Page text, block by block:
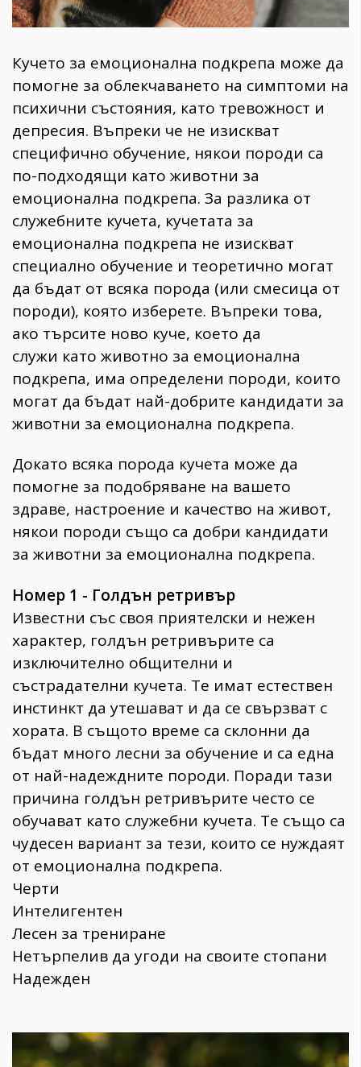
Gentlemen
Wellness
1817
ПОСЛЕДВАЙТЕ
НИ
Кучето за емоционална подкрепа може да
помогне за облекчаването на симптоми на
психични състояния, като тревожност и
депресия. Въпреки че не изискват
специфично обучение, някои породи са
по-подходящи като животни за
емоционална подкрепа. За разлика от
служебните кучета, кучетата за
емоционална подкрепа не изискват
специално обучение и теоретично могат
да бъдат от всяка порода (или смесица от
породи), която изберете. Въпреки това,
ако търсите ново куче, което да
служи като животно за емоционална
подкрепа, има определени породи, които
могат да бъдат най-добрите кандидати за
животни за емоционална подкрепа.
Докато всяка порода кучета може да
помогне за подобряване на вашето
здраве, настроение и качество на живот,
някои породи също са добри кандидати
за животни за емоционална подкрепа.
Номер 1 - Голдън ретривър
Известни със своя приятелски и нежен
характер, голдън ретривърите са
изключително общителни и
състрадателни кучета. Те имат естествен
инстинкт да утешават и да се свързват с
хората. В същото време са склонни да
бъдат много лесни за обучение и са една
от най-надеждните породи. Поради тази
причина голдън ретривърите често се
обучават като служебни кучета. Те също са
чудесен вариант за тези, които се нуждаят
от емоционална подкрепа.
Черти
Интелигентен
Лесен за трениране
Нетърпелив да угоди на своите стопани
Надежден